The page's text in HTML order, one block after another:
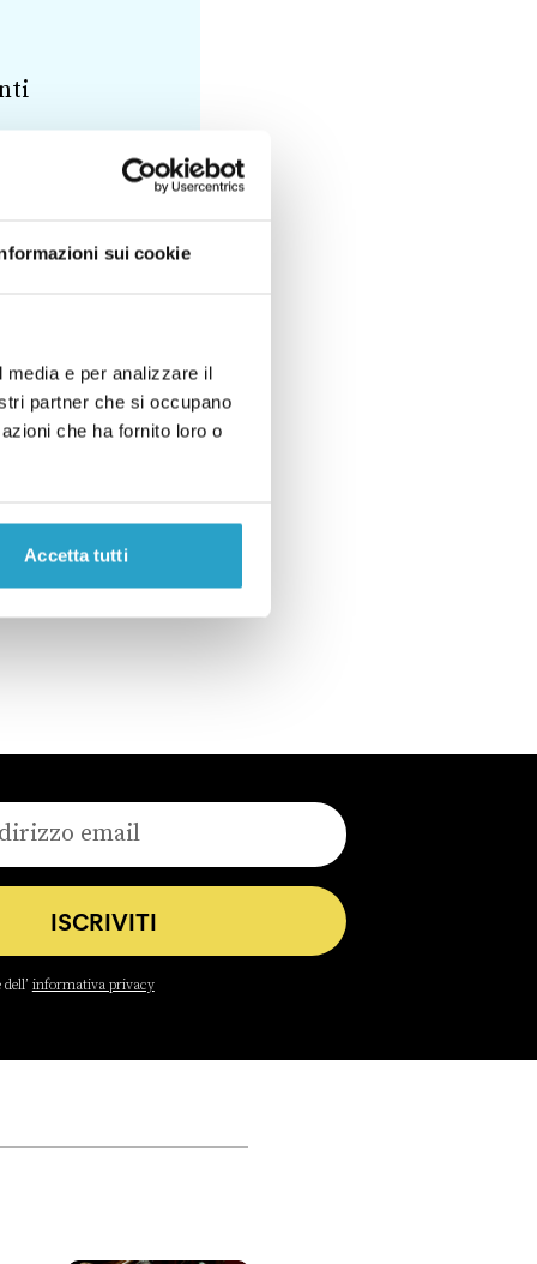
sui cookie
e per analizzare il
partner che si occupano
che ha fornito loro o
Accetta tutti
PALESTINA
ISCRIVITI
informativa privacy